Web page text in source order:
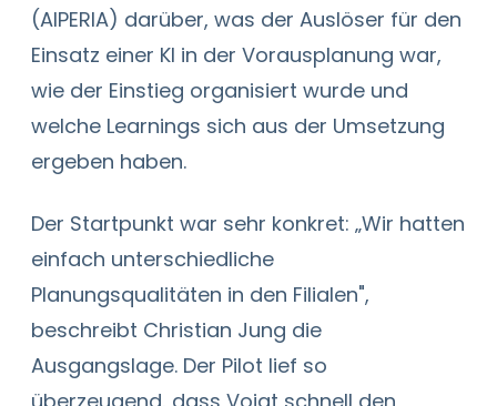
Video laden
(AIPERIA) darüber, was der Auslöser für den
Einsatz einer KI in der Vorausplanung war,
wie der Einstieg organisiert wurde und
welche Learnings sich aus der Umsetzung
ergeben haben.
Der Startpunkt war sehr konkret: „Wir hatten
einfach unterschiedliche
Planungsqualitäten in den Filialen",
beschreibt Christian Jung die
Ausgangslage. Der Pilot lief so